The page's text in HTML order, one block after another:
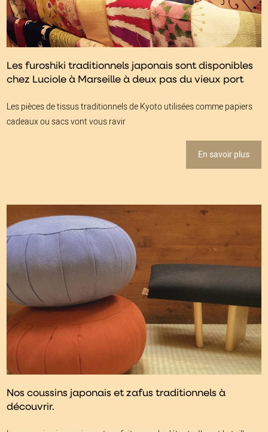
Les furoshiki traditionnels japonais sont disponibles
chez Luciole à Marseille à deux pas du vieux port
Les pièces de tissus traditionnels de Kyoto utilisées comme papiers
cadeaux ou sacs vont vous ravir
En savoir plus
Nos coussins japonais et zafus traditionnels à
découvrir.